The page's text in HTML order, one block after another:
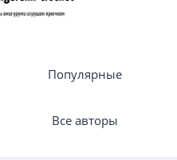
Популярные
Все авторы